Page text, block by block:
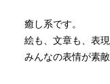
癒し系です。
絵も、文章も、表現
みんなの表情が素敵